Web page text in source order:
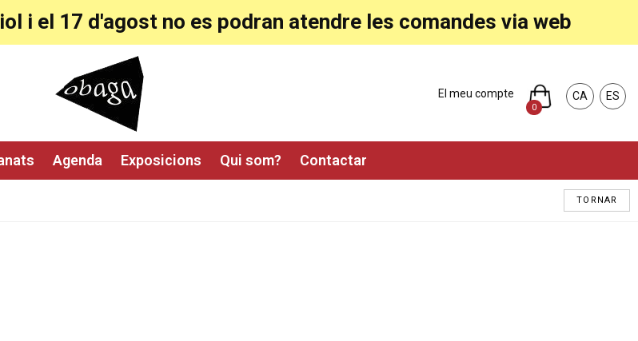
i el 17 d'agost no es podran atendre les comandes via web
CA ES
El meu compte
0
Agenda Exposicions Qui som? Contactar
TORNAR